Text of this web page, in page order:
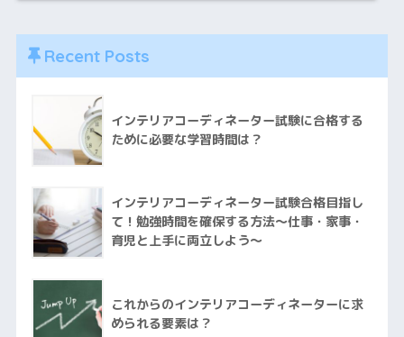
Recent Posts
インテリアコーディネーター試験に合格する
ために必要な学習時間は？
インテリアコーディネーター試験合格目指し
て！勉強時間を確保する方法～仕事・家事・
育児と上手に両立しよう～
これからのインテリアコーディネーターに求
められる要素は？